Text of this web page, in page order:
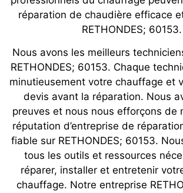
réparation de chaudière efficace
RETHONDES; 60153.
Nous avons les meilleurs
RETHONDES; 60153. Chaque
minutieusement votre chauffage et
devis avant la réparation. Nous
preuves et nous nous efforçons de
réputation d’entreprise de
fiable sur RETHONDES; 60153.
tous les outils et ressources
réparer, installer et entretenir
chauffage. Notre entreprise